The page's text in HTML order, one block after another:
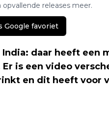
releases meer.
Google favoriet
daar heeft een
is een video
en dit heeft voor